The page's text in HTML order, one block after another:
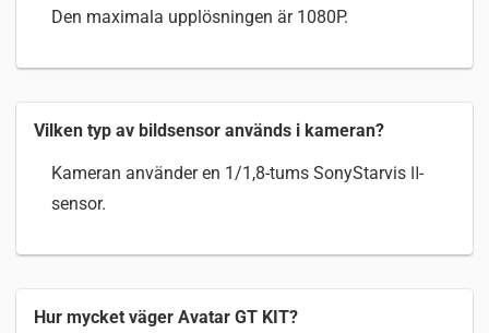
Den maximala upplösningen är 1080P.
Vilken typ av bildsensor används i kameran?
Kameran använder en 1/1,8-tums SonyStarvis Ⅱ-
sensor.
Hur mycket väger Avatar GT KIT?